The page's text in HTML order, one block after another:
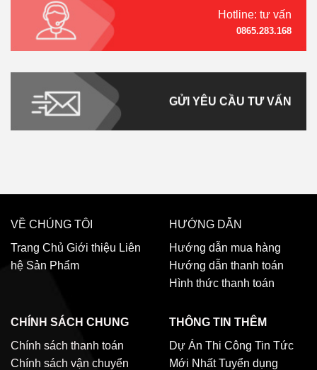
Hotline: tư vấn
0865.283.168
GỬI YÊU CẦU TƯ VẤN
VỀ CHÚNG TÔI
Trang Chủ Giới thiệu Liên
hệ Sản Phẩm
HƯỚNG DẪN
Hướng dẫn mua hàng
Hướng dẫn thanh toán
Hình thức thanh toán
CHÍNH SÁCH CHUNG
Chính sách thanh toán
Chính sách vận chuyển
THÔNG TIN THÊM
Dự Án Thi Công Tin Tức
Mới Nhất Tuyển dụng